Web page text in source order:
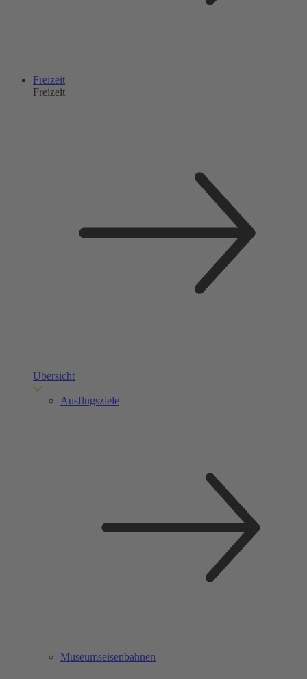
Freizeit
Freizeit
Übersicht
Ausflugsziele
Museumseisenbahnen